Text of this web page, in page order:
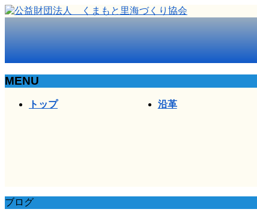
MENU
トップ 沿革
ブログ